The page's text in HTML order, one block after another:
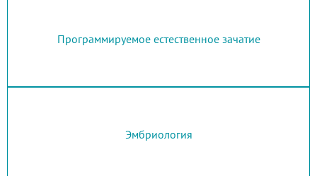
Программируемое естественное зачатие
Эмбриология